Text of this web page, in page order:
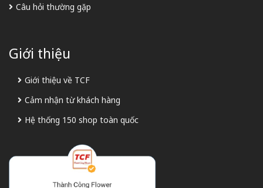
Câu hỏi thường gặp
Giới thiệu
Giới thiệu về TCF
Cảm nhận từ khách hàng
Hệ thống 150 shop toàn quốc